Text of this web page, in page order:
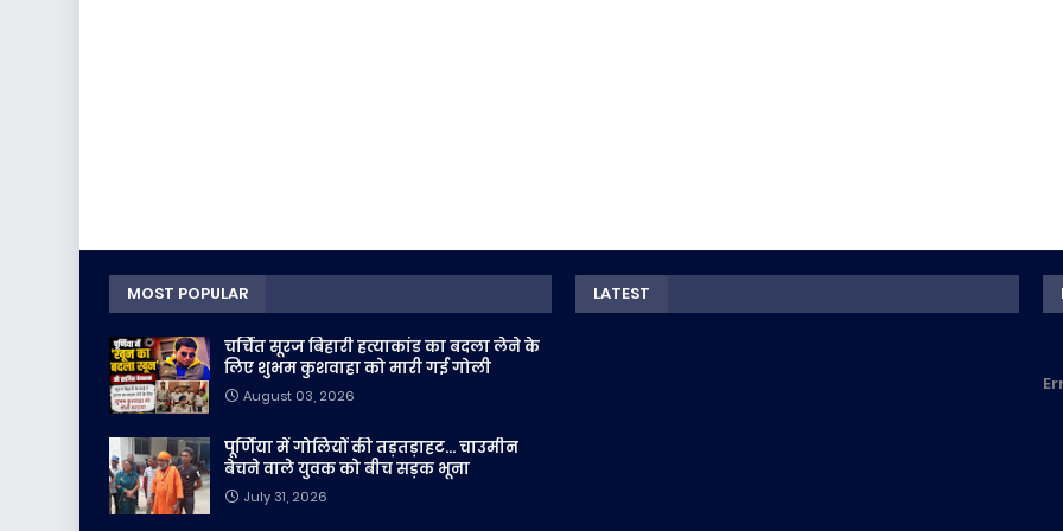
MOST POPULAR
चर्चित सूरज बिहारी हत्याकांड का बदला लेने के
लिए शुभम कुशवाहा को मारी गई गोली
August 03, 2026
पूर्णिया में गोलियों की तड़तड़ाहट... चाउमीन
बेचने वाले युवक को बीच सड़क भूना
July 31, 2026
LATEST